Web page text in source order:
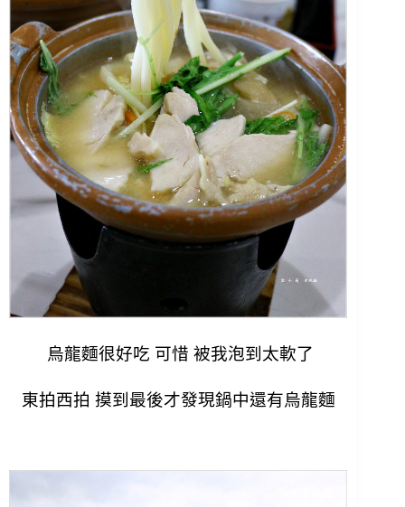
烏龍麵很好吃 可惜 被我泡到太軟了
東拍西拍 摸到最後才發現鍋中還有烏龍麵